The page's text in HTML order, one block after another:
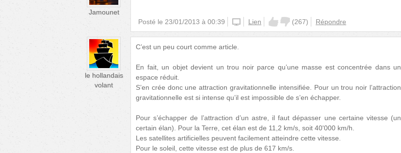
Jamounet
Posté le 23/01/2013 à 00:39 iphoneLien (267) Répondre
le hollandais
volant
C’est un peu court comme article.
En fait, un objet devient un trou noir parce qu’une masse est concentrée dans un
espace réduit.
S’en crée donc une attraction gravitationnelle intensifiée. Pour un trou noir l’attraction
gravitationnelle est si intense qu’il est impossible de s’en échapper.
Pour s’échapper de l’attraction d’un astre, il faut dépasser une certaine vitesse (un
certain élan). Pour la Terre, cet élan est de 11,2 km/s, soit 40'000 km/h.
Les satellites artificielles peuvent facilement atteindre cette vitesse.
Pour le soleil, cette vitesse est de plus de 617 km/s.